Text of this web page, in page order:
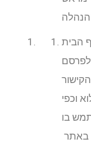
הבית
לפרסם
וכפי
בו
באתר